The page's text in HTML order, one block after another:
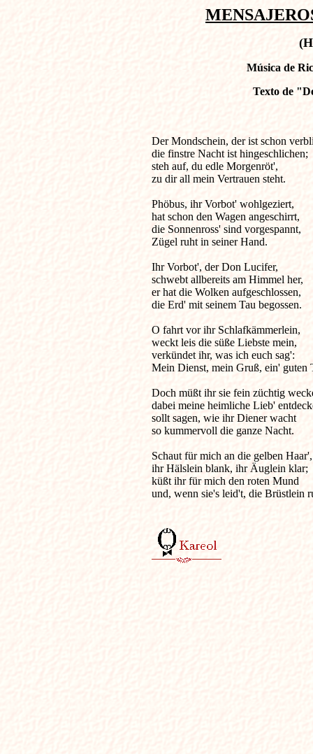
Música de
Texto de
Der Mondschein, der ist schon
die finstre Nacht ist hingeschlichen;
steh auf, du edle Morgenröt',
zu dir all mein Vertrauen steht.
Phöbus, ihr Vorbot' wohlgeziert,
hat schon den Wagen angeschirrt,
die Sonnenross' sind vorgespannt,
Zügel ruht in seiner Hand.
Ihr Vorbot', der Don Lucifer,
schwebt allbereits am Himmel her,
er hat die Wolken aufgeschlossen,
die Erd' mit seinem Tau begossen.
O fahrt vor ihr Schlafkämmerlein,
weckt leis die süße Liebste mein,
verkündet ihr, was ich euch sag':
Mein Dienst, mein Gruß, ein' guten
Doch müßt ihr sie fein züchtig
dabei meine heimliche Lieb'
sollt sagen, wie ihr Diener wacht
so kummervoll die ganze Nacht.
Schaut für mich an die gelben Haar',
ihr Hälslein blank, ihr Äuglein klar;
küßt ihr für mich den roten Mund
und, wenn sie's leid't, die Brüstlein